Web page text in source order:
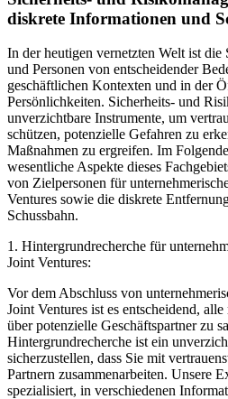
diskrete Informationen und
In der heutigen vernetzten Welt ist
und Personen von entscheidender
geschäftlichen Kontexten und in der
Persönlichkeiten. Sicherheits- und
unverzichtbare Instrumente, um
schützen, potenzielle Gefahren zu
Maßnahmen zu ergreifen. Im
wesentliche Aspekte dieses
von Zielpersonen für
Ventures sowie die diskrete
Schussbahn.
1. Hintergrundrecherche für
Joint Ventures:
Vor dem Abschluss von
Joint Ventures ist es entscheidend,
über potenzielle Geschäftspartner zu
Hintergrundrecherche ist ein
sicherzustellen, dass Sie mit
Partnern zusammenarbeiten. Unsere
spezialisiert, in verschiedenen